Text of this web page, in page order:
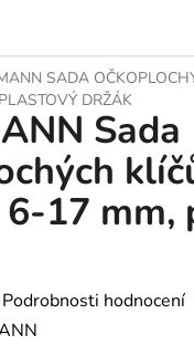
SADA
DRŽÁK
Sada
17 mm,
Podrobnosti hodnocení